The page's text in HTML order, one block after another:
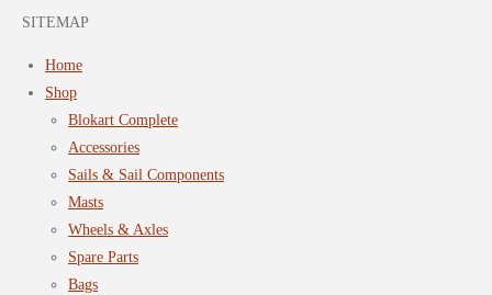
SITEMAP
Home
Shop
Blokart Complete
Accessories
Sails & Sail Components
Masts
Wheels & Axles
Spare Parts
Bags